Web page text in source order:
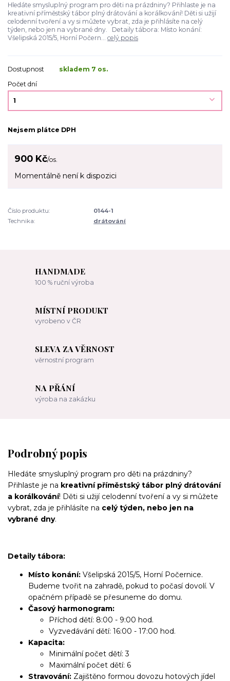
Hledáte smysluplný program pro děti na prázdniny? Přihlaste je na
kreativní příměstský tábor plný drátování a korálkování! Děti si užijí
celodenní tvoření a vy si můžete vybrat, zda je přihlásíte na celý
týden, nebo jen na vybrané dny. Detaily tábora: Místo konání:
Všelipská 2015/5, Horní Počern... celý popis
Dostupnost
skladem 7 os.
Počet dní
Nejsem plátce DPH
900 Kč/os.
Momentálně není k dispozici
Číslo produktu:
0144-1
Technika:
drátování
HANDMADE
100 % ruční výroba
MÍSTNÍ PRODUKT
vyrobeno v ČR
SLEVA ZA VĚRNOST
věrnostní program
NA PŘÁNÍ
výroba na zakázku
Podrobný popis
Hledáte smysluplný program pro děti na prázdniny?
Přihlaste je na kreativní příměstský tábor plný drátování
a korálkování! Děti si užijí celodenní tvoření a vy si můžete
vybrat, zda je přihlásíte na celý týden, nebo jen na
vybrané dny.
Detaily tábora:
Místo konání: Všelipská 2015/5, Horní Počernice.
Budeme tvořit na zahradě, pokud to počasí dovolí. V
opačném případě se přesuneme do domu.
Časový harmonogram:
Příchod dětí: 8:00 - 9:00 hod.
Vyzvedávání dětí: 16:00 - 17:00 hod.
Kapacita:
Minimální počet dětí: 3
Maximální počet dětí: 6
Stravování: Zajištěno formou dovozu hotových jídel